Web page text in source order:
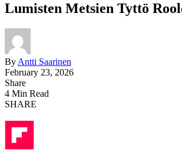
Lumisten Metsien Tyttö
By Antti Saarinen
February 23, 2026
Share
4 Min Read
SHARE